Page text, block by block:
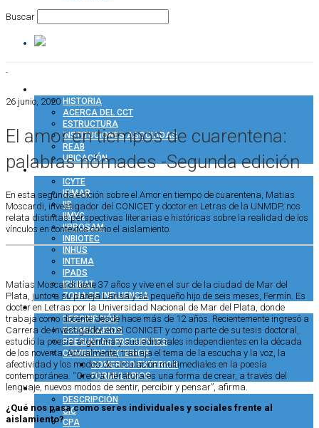
Buscar
HISTORIA
ACERCA DEL CCT
ESTRUCTURA
INSTITUCIONES ASOCIADAS
REAB
UBICACIÓN
INVESTIGACIÓN
ICYTE
IFIMAR
IIB
IIMYC
IIPROSAM
INBIOTEC
INHUS
INTEMA
IPADS
IPSIBAT
ZONA DE INFLUENCIA
ADMINISTRACIÓN
DESCRIPCIÓN
FORMULARIOS
PREGUNTAS FRECUENTES
COMERCIO EXTERIOR
COMERCIO EXTERIOR
FORMULARIOS
RRHH
DESCRIPCIÓN
CIC
CPA
26 junio, 2020
El amor en tiempos de cuarentena:
palabras nómades -Segunda edición
En esta segunda edición sobre el Amor en tiempo de cuarentena, Matias
Moscardi, investigador del CONICET y doctor en Letras de la UNMDP, nos
relata distintas perspectivas literarias e históricas sobre la realidad de los
vínculos en contextos como el aislamiento.
Matías Moscardi tiene 37 años y vive en el sur de la ciudad de Mar del
Plata, junto a su pareja Larisa y su pequeño hijo de seis meses, Fermín. Es
doctor en Letras por la Universidad Nacional de Mar del Plata, donde
trabaja como docente desde hace más de 12 años. Recientemente ingresó a
Carrera de Investigador en el CONICET y como parte de su tesis doctoral,
estudió la poesía argentina y sus editoriales independientes en la década
de los noventa. Actualmente, trabaja el tema de la escucha y la voz, la
afectividad y los modos de circulación multimediales en la poesía
contemporánea. “Creo la literatura es una forma de crear, a través del
lenguaje, nuevos modos de sentir, percibir y pensar”, afirma.
¿Qué nos pasa como seres individuales y sociales frente al
aislamiento?